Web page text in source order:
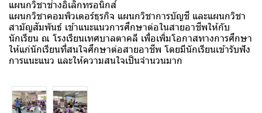
แผนกวิชาช่างอิเล็กทรอนิกส์
แผนกวิชาคอมพิวเตอร์ธุรกิจ แผนกวิชาการบัญชี และแผนกวิชา
สามัญสัมพันธ์ เข้าแนะแนวการศึกษาต่อในสายอาชีพให้กับ
นักเรียน ณ โรงเรียนเทศบาลตาคลี เพื่อเพิ่มโอกาสทางการศึกษา
ให้แก่นักเรียนที่สนใจศึกษาต่อสายอาชีพ โดยมีนักเรียนเข้ารับฟัง
การแนะแนว และให้ความสนใจเป็นจำนวนมาก